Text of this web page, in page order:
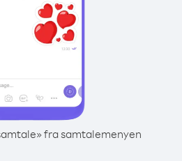
fra samtalemenyen